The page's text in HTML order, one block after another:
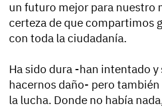
un futuro mejor para nuestro
certeza de que compartimos
con toda la ciudadanía.
Ha sido dura -han intentado
hacernos daño- pero
la lucha. Donde no había